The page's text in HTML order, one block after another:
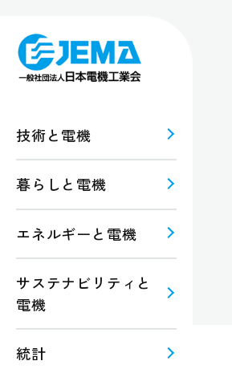
技術と電機
暮らしと電機
エネルギーと電機
サステナビリティと
電機
統計
ギー